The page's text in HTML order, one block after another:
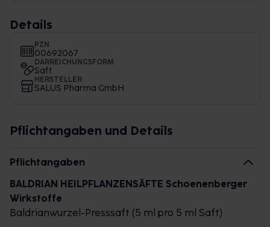
Details
PZN
00692067
DARREICHUNGSFORM
Saft
HERSTELLER
SALUS Pharma GmbH
Pflichtangaben und Details
Pflichtangaben
BALDRIAN HEILPFLANZENSÄFTE Schoenenberger
Wirkstoffe
Baldrianwurzel-Presssaft (5 ml pro 5 ml Saft)